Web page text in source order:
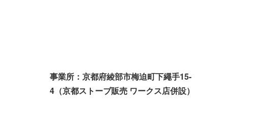
事業所：京都府綾部市梅迫町下繩手15-
4（京都ストーブ販売 ワークス店併設）